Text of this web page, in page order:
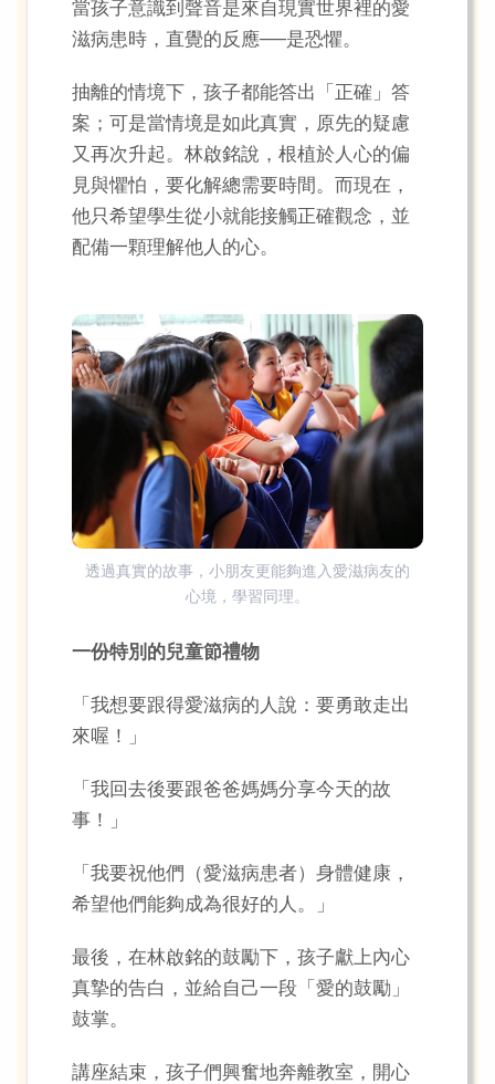
當孩子意識到聲音是來自現實世界裡的愛
滋病患時，直覺的反應──是恐懼。
抽離的情境下，孩子都能答出「正確」答
案；可是當情境是如此真實，原先的疑慮
又再次升起。林啟銘說，根植於人心的偏
見與懼怕，要化解總需要時間。而現在，
他只希望學生從小就能接觸正確觀念，並
配備一顆理解他人的心。
透過真實的故事，小朋友更能夠進入愛滋病友的
心境，學習同理。
一份特別的兒童節禮物
「我想要跟得愛滋病的人說：要勇敢走出
來喔！」
「我回去後要跟爸爸媽媽分享今天的故
事！」
「我要祝他們（愛滋病患者）身體健康，
希望他們能夠成為很好的人。」
最後，在林啟銘的鼓勵下，孩子獻上內心
真摯的告白，並給自己一段「愛的鼓勵」
鼓掌。
講座結束，孩子們興奮地奔離教室，開心